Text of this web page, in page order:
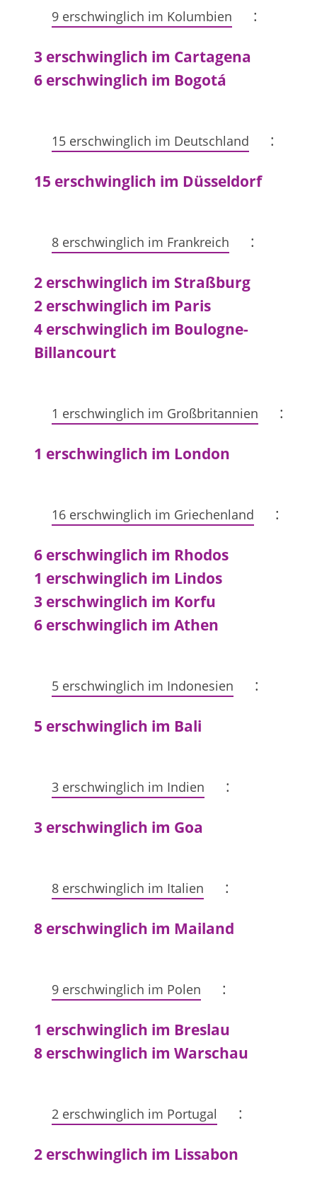
9 erschwinglich im Kolumbien :
3 erschwinglich im Cartagena
6 erschwinglich im Bogotá
15 erschwinglich im Deutschland :
15 erschwinglich im Düsseldorf
8 erschwinglich im Frankreich :
2 erschwinglich im Straßburg
2 erschwinglich im Paris
4 erschwinglich im Boulogne-
Billancourt
1 erschwinglich im Großbritannien :
1 erschwinglich im London
16 erschwinglich im Griechenland :
6 erschwinglich im Rhodos
1 erschwinglich im Lindos
3 erschwinglich im Korfu
6 erschwinglich im Athen
5 erschwinglich im Indonesien :
5 erschwinglich im Bali
3 erschwinglich im Indien :
3 erschwinglich im Goa
8 erschwinglich im Italien :
8 erschwinglich im Mailand
9 erschwinglich im Polen :
1 erschwinglich im Breslau
8 erschwinglich im Warschau
2 erschwinglich im Portugal :
2 erschwinglich im Lissabon